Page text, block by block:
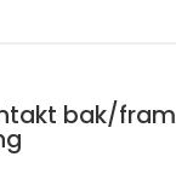
bak/fram